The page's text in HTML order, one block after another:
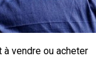
vendre ou acheter